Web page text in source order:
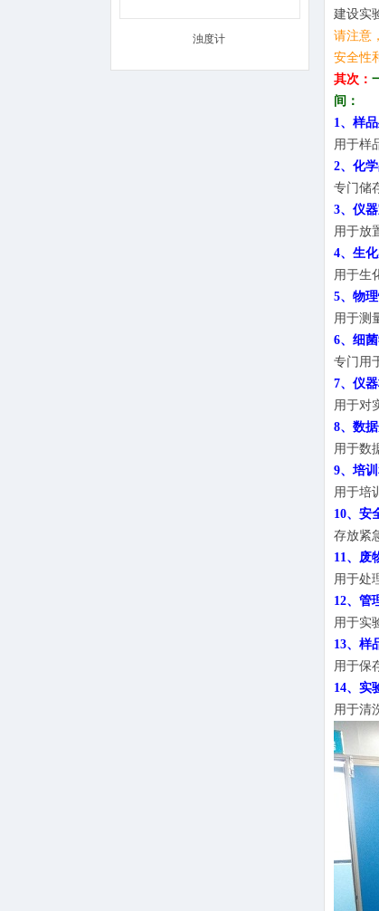
浊度计
建设实
请注意
安全性
其次：
间：
1、样
用于样
2、化
专门储
3、仪器
用于放
4、生
用于生
5、物
用于测
6、细
专门用
7、仪
用于对
8、数
用于数
9、培
用于培
10、安
存放紧
11、废
用于处
12、管
用于实
13、样
用于保
14、实
用于清